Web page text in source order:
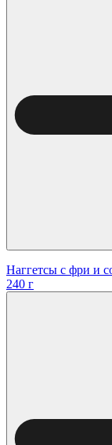
Наггетсы с фри и
240 г